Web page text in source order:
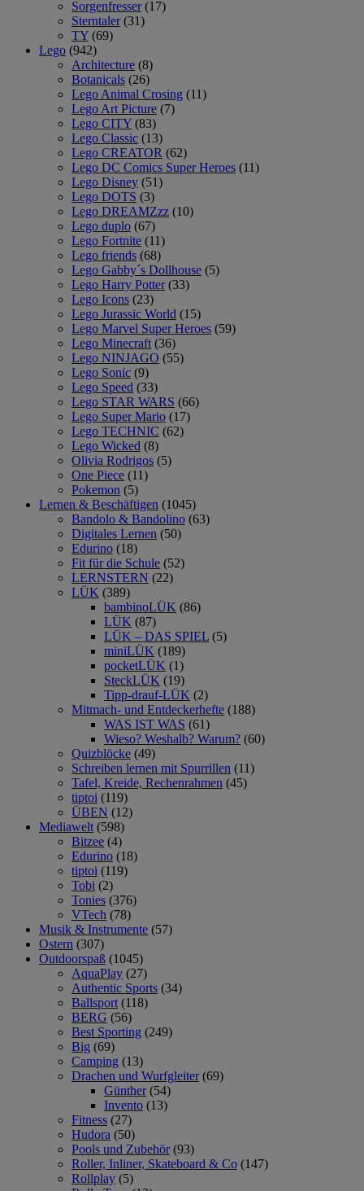
Sorgenfresser (17)
Sterntaler (31)
TY (69)
Lego (942)
Architecture (8)
Botanicals (26)
Lego Animal Crosing (11)
Lego Art Picture (7)
Lego CITY (83)
Lego Classic (13)
Lego CREATOR (62)
Lego DC Comics Super Heroes (11)
Lego Disney (51)
Lego DOTS (3)
Lego DREAMZzz (10)
Lego duplo (67)
Lego Fortnite (11)
Lego friends (68)
Lego Gabby´s Dollhouse (5)
Lego Harry Potter (33)
Lego Icons (23)
Lego Jurassic World (15)
Lego Marvel Super Heroes (59)
Lego Minecraft (36)
Lego NINJAGO (55)
Lego Sonic (9)
Lego Speed (33)
Lego STAR WARS (66)
Lego Super Mario (17)
Lego TECHNIC (62)
Lego Wicked (8)
Olivia Rodrigos (5)
One Piece (11)
Pokemon (5)
Lernen & Beschäftigen (1045)
Bandolo & Bandolino (63)
Digitales Lernen (50)
Edurino (18)
Fit für die Schule (52)
LERNSTERN (22)
LÜK (389)
bambinoLÜK (86)
LÜK (87)
LÜK – DAS SPIEL (5)
miniLÜK (189)
pocketLÜK (1)
SteckLÜK (19)
Tipp-drauf-LÜK (2)
Mitmach- und Entdeckerhefte (188)
WAS IST WAS (61)
Wieso? Weshalb? Warum? (60)
Quizblöcke (49)
Schreiben lernen mit Spurrillen (11)
Tafel, Kreide, Rechenrahmen (45)
tiptoi (119)
ÜBEN (12)
Mediawelt (598)
Bitzee (4)
Edurino (18)
tiptoi (119)
Tobi (2)
Tonies (376)
VTech (78)
Musik & Instrumente (57)
Ostern (307)
Outdoorspaß (1045)
AquaPlay (27)
Authentic Sports (34)
Ballsport (118)
BERG (56)
Best Sporting (249)
Big (69)
Camping (13)
Drachen und Wurfgleiter (69)
Günther (54)
Invento (13)
Fitness (27)
Hudora (50)
Pools und Zubehör (93)
Roller, Inliner, Skateboard & Co (147)
Rollplay (5)